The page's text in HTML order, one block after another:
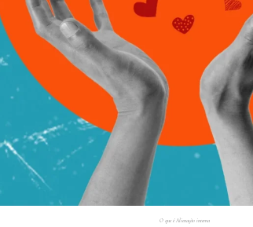
O que é Alienação interna